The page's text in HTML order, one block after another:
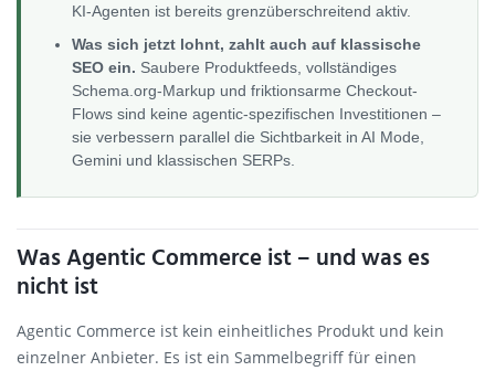
KI-Agenten ist bereits grenzüberschreitend aktiv.
Was sich jetzt lohnt, zahlt auch auf klassische
SEO ein. Saubere Produktfeeds, vollständiges
Schema.org-Markup und friktionsarme Checkout-
Flows sind keine agentic-spezifischen Investitionen –
sie verbessern parallel die Sichtbarkeit in AI Mode,
Gemini und klassischen SERPs.
Was Agentic Commerce ist – und was es
nicht ist
Agentic Commerce ist kein einheitliches Produkt und kein
einzelner Anbieter. Es ist ein Sammelbegriff für einen